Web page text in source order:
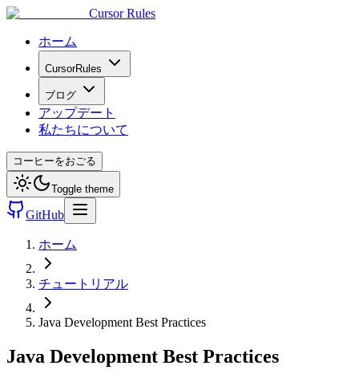
Cursor Rules
ホーム
CursorRules
ブログ
アップデート
私たちについて
コーヒーをおごる
Toggle theme
GitHub
ホーム
チュートリアル
Java Development Best Practices
Java Development Best Practices